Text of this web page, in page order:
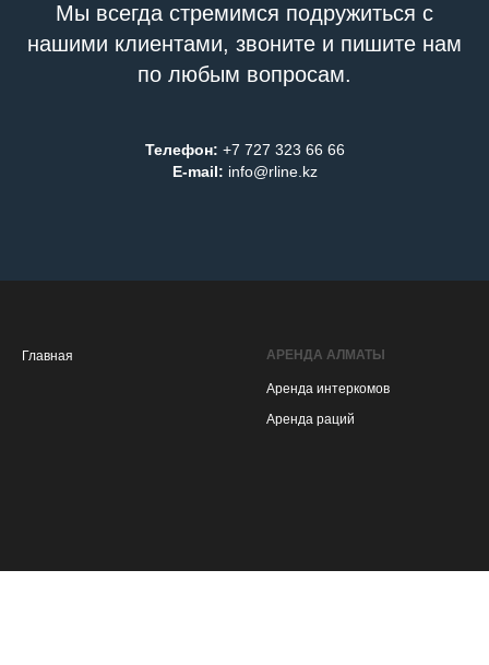
Мы всегда стремимся подружиться с
нашими клиентами, звоните и пишите нам
по любым вопросам.
Телефон: +7 727 323 66 66
E-mail: info@rline.kz
Главная АРЕНДА АЛМАТЫ
Аренда интеркомов
Аренда раций